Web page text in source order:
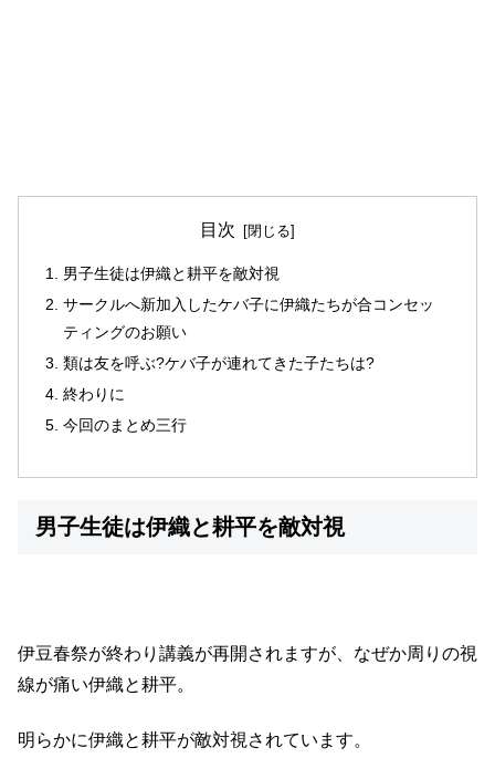
目次
男子生徒は伊織と耕平を敵対視
サークルへ新加入したケバ子に伊織たちが合コンセッ
ティングのお願い
類は友を呼ぶ?ケバ子が連れてきた子たちは?
終わりに
今回のまとめ三行
男子生徒は伊織と耕平を敵対視
伊豆春祭が終わり講義が再開されますが、なぜか周りの視
線が痛い伊織と耕平。
明らかに伊織と耕平が敵対視されています。